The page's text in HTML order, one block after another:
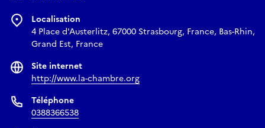
Localisation
4 Place d'Austerlitz, 67000 Strasbourg, France, Bas-Rhin,
Grand Est, France
Site internet
http://www.la-chambre.org
Téléphone
0388366538